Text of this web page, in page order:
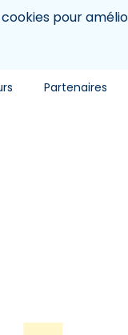
pour
Partenaires